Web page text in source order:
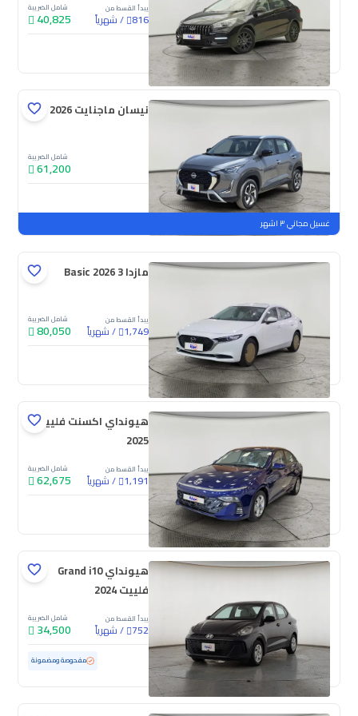
يبدأ القسط من
816
/شهرياً
شامل الضريبة
40,825
جديدة
نيسان ماجنايت S 2026
شامل الضريبة
61,200
جديدة
ملوحة
غسيل مجاني ٣ اشهر
مازدا 3 Basic 2026
يبدأ القسط من
1,749
/شهرياً
شامل الضريبة
80,050
جديدة ملوحة
هيونداي اكسنت فلييت
2025
يبدأ القسط من
1,191
/شهرياً
شامل الضريبة
62,675
جديدة
هيونداي Grand i10
فلييت 2024
يبدأ القسط من
752
/شهرياً
شامل الضريبة
34,500
مستعملة 88,594 كم مفحوصة ومضمونة